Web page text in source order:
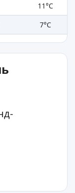
11°C
7°C